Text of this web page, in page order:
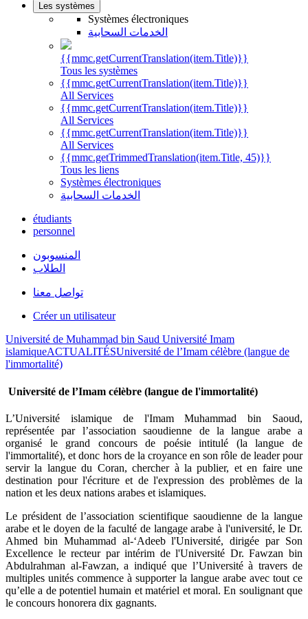
Les systèmes
Systèmes électroniques
الخدمات السحابية
{{mmc.getCurrentTranslation(item.Title)}}
Tous les systèmes
{{mmc.getCurrentTranslation(item.Title)}}
All Services
{{mmc.getCurrentTranslation(item.Title)}}
All Services
{{mmc.getCurrentTranslation(item.Title)}}
All Services
{{mmc.getTrimmedTranslation(item.Title, 45)}}
Tous les liens
Systèmes électroniques
الخدمات السحابية
étudiants
personnel
المنسوبون
الطلاب
تواصل معنا
Créer un utilisateur
Université de Muhammad bin Saud Université Imam
islamiqueACTUALITÉSUniversité de l’Imam célèbre (langue de
l'immortalité)
Université de l’Imam célèbre (langue de l'immortalité)
​L’Université islamique de l'Imam Muhammad bin Saoud,
représentée par l’association saoudienne de la langue arabe a
organisé le grand concours de poésie intitulé (la langue de
l'immortalité), et donc hors de la croyance en son rôle de leader pour
servir la langue du Coran, chercher à la publier, et en faire une
destination pour l'écriture et de l'expression des problèmes de la
nation et les deux nations arabes et islamiques.
Le président de l’association scientifique saoudienne de la langue
arabe et le doyen de la faculté de langage arabe à l'université, le Dr.
Ahmed bin Muhammad al-‘Adeeb l'Université, dirigée par Son
Excellence le recteur par intérim de l'Université Dr. Fawzan bin
Abdulrahman al-Fawzan, a indiqué que l’Université à travers de
multiples unités commence à supporter la langue arabe avec tout ce
qu’elle a de potentiel humain et matériel et moral. En soulignant que
le concours honorera dix gagnants.